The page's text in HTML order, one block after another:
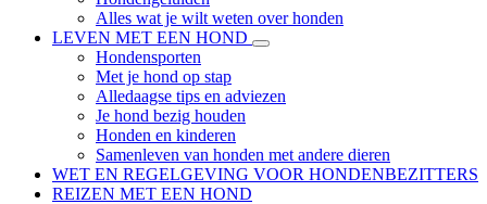
Alles wat je wilt weten over honden
LEVEN MET EEN HOND
Hondensporten
Met je hond op stap
Alledaagse tips en adviezen
Je hond bezig houden
Honden en kinderen
Samenleven van honden met andere dieren
WET EN REGELGEVING VOOR HONDENBEZITTERS
REIZEN MET EEN HOND